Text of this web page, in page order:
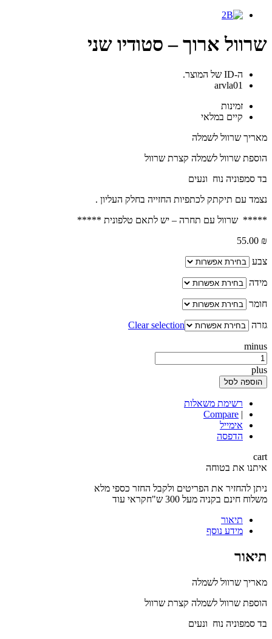
שרוול ארוך – סטודיו שני
ה-ID של המוצר.
arvla01
זמינות
קיים במלאי
מאריך שרוול לשמלה
הוספת שרוול לשמלה קצרת שרוול
בד סמפוניה נוח ונעים
נצמד עם תיקתק לכתפיות החזייה בחלק העליון .
***** שרוול עם תחרה – יש לתאם טלפונית *****
55.00 ₪
צבע
מידה
חומר
גזרה Clear selection
minus
plus
הוספה לסל
רשימת משאלות
|
Compare
אימייל
הדפסה
cart
איתנו את בטוחה
ניתן להחזיר את הפריטים ולקבל החזר כספי מלא
משלוח חינם בקניה מעל 300 ש"חקראי עוד
תיאור
מידע נוסף
תיאור
מאריך שרוול לשמלה
הוספת שרוול לשמלה קצרת שרוול
בד סמפוניה נוח ונעים